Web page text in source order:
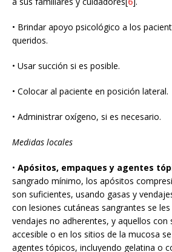
• Brindar apoyo psicológico a los
queridos.
• Usar succión si es posible.
• Colocar al paciente en posición lateral.
• Administrar oxígeno, si es necesario.
Medidas locales
• Apósitos, empaques y agentes
sangrado mínimo, los apósitos
son suficientes, usando gasas y
con lesiones cutáneas sangrantes se
vendajes no adherentes, y aquellos con
accesible o en los sitios de la mucosa
agentes tópicos, incluyendo gelatina o